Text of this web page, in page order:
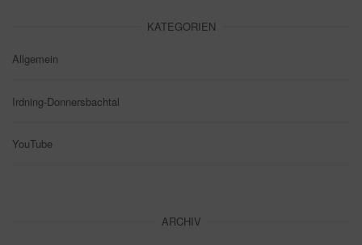
KATEGORIEN
Allgemein
Irdning-Donnersbachtal
YouTube
ARCHIV